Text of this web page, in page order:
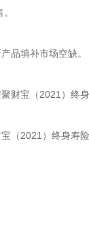
品填补市场空缺。
宝（2021）终身
（2021）终身寿